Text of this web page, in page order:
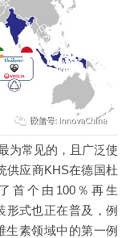
为常见的，且广泛使
供应商KHS在德国杜
首个由100％再生
形式也正在普及，例
生素领域中的第一例